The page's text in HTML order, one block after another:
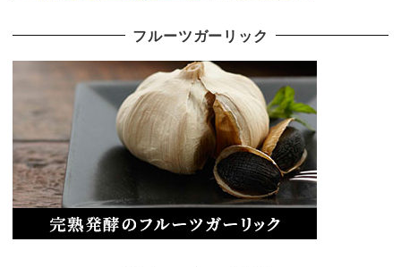
フルーツガーリック